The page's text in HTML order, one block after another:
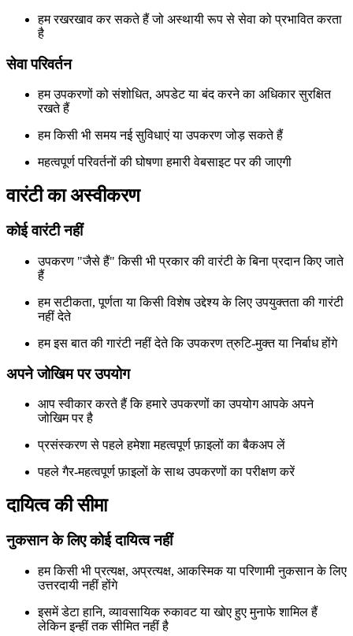
हम रखरखाव कर सकते हैं जो अस्थायी रूप से सेवा को प्रभावित करता
है
सेवा परिवर्तन
हम उपकरणों को संशोधित, अपडेट या बंद करने का अधिकार सुरक्षित
रखते हैं
हम किसी भी समय नई सुविधाएं या उपकरण जोड़ सकते हैं
महत्वपूर्ण परिवर्तनों की घोषणा हमारी वेबसाइट पर की जाएगी
वारंटी का अस्वीकरण
कोई वारंटी नहीं
उपकरण "जैसे हैं" किसी भी प्रकार की वारंटी के बिना प्रदान किए जाते
हैं
हम सटीकता, पूर्णता या किसी विशेष उद्देश्य के लिए उपयुक्तता की गारंटी
नहीं देते
हम इस बात की गारंटी नहीं देते कि उपकरण त्रुटि-मुक्त या निर्बाध होंगे
अपने जोखिम पर उपयोग
आप स्वीकार करते हैं कि हमारे उपकरणों का उपयोग आपके अपने
जोखिम पर है
प्रसंस्करण से पहले हमेशा महत्वपूर्ण फ़ाइलों का बैकअप लें
पहले गैर-महत्वपूर्ण फ़ाइलों के साथ उपकरणों का परीक्षण करें
दायित्व की सीमा
नुकसान के लिए कोई दायित्व नहीं
हम किसी भी प्रत्यक्ष, अप्रत्यक्ष, आकस्मिक या परिणामी नुकसान के लिए
उत्तरदायी नहीं होंगे
इसमें डेटा हानि, व्यावसायिक रुकावट या खोए हुए मुनाफे शामिल हैं
लेकिन इन्हीं तक सीमित नहीं है